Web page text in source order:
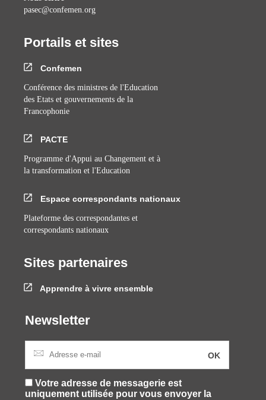
pasec@confemen.org
Portails et sites
Confemen
Conférence des ministres de l'Education
des Etats et gouvernements de la
Francophonie
PACTE
Programme d'Appui au Changement et à
la transformation et l'Education
Espace correspondants nationaux
Plateforme des correspondantes et
correspondants nationaux
Sites partenaires
Apprendre à vivre ensemble
Newsletter
Votre adresse de messagerie est
uniquement utilisée pour vous envoyer la